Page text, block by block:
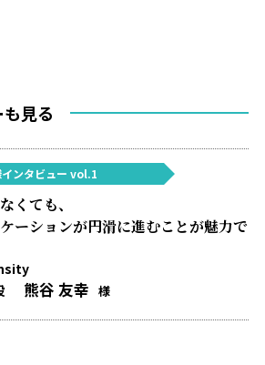
見る
インタビュー vol.1
くても、
ーションが円滑に進むことが魅力で
熊谷 友幸 様